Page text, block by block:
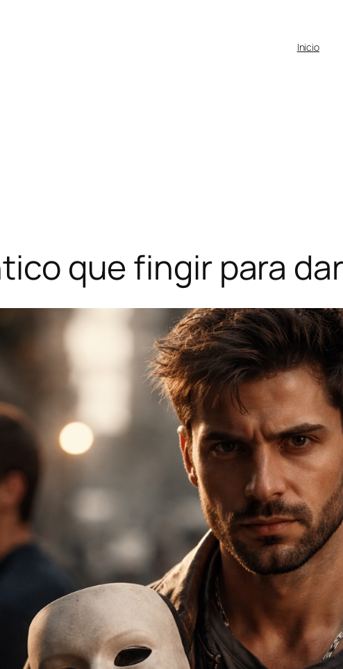
Inicio
que fingir para